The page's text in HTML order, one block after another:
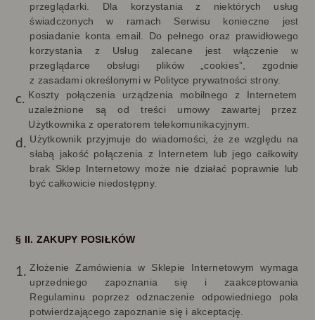
przeglądarki. Dla korzystania z niektórych usług
świadczonych w ramach Serwisu konieczne jest
posiadanie konta email. Do pełnego oraz prawidłowego
korzystania z Usług zalecane jest włączenie w
przeglądarce obsługi plików „cookies”, zgodnie
z zasadami określonymi w Polityce prywatności strony.
Koszty połączenia urządzenia mobilnego z Internetem
uzależnione są od treści umowy zawartej przez
Użytkownika z operatorem telekomunikacyjnym.
Użytkownik przyjmuje do wiadomości, że ze względu na
słabą jakość połączenia z Internetem lub jego całkowity
brak Sklep Internetowy może nie działać poprawnie lub
być całkowicie niedostępny.
§ II. ZAKUPY POSIŁKÓW
Złożenie Zamówienia w Sklepie Internetowym wymaga
uprzedniego zapoznania się i zaakceptowania
Regulaminu poprzez odznaczenie odpowiedniego pola
potwierdzającego zapoznanie się i akceptację.